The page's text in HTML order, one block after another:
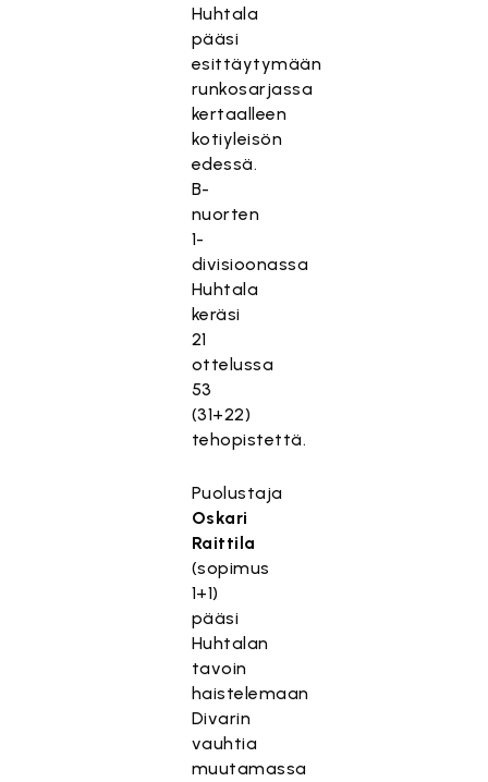
Huhtala
pääsi
esittäytymään
runkosarjassa
kertaalleen
kotiyleisön
edessä.
B-
nuorten
1-
divisioonassa
Huhtala
keräsi
21
ottelussa
53
(31+22)
tehopistettä.
Puolustaja
Oskari
Raittila
(sopimus
1+1)
pääsi
Huhtalan
tavoin
haistelemaan
Divarin
vauhtia
muutamassa